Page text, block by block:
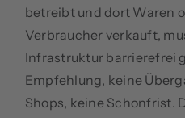
betreibt und dort Waren
Verbraucher verkauft,
Infrastruktur barrierefrei
Empfehlung, keine
Shops, keine Schonfrist.